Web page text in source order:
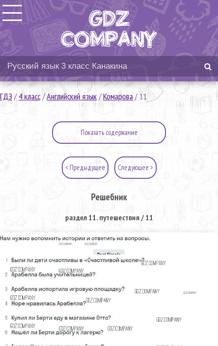
ГДЗ/4 класс/Английский язык/Комарова/11
Показать содержание
< Предыдущее Следующее >
Решебник
раздел 11. путешествия / 11